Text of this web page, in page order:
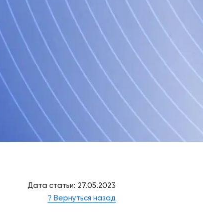
Дата статьи: 27.05.2023
? Вернуться назад